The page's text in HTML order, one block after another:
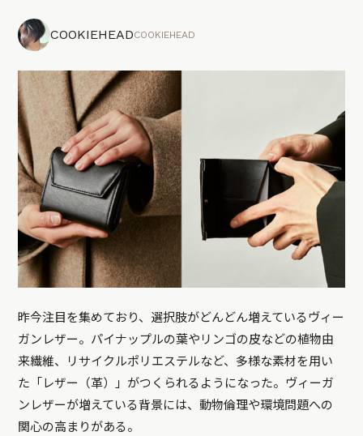
COOKIEHEADCOOKIEHEAD
昨今注目を集めており、選択肢がどんどん増えているヴィー
ガンレザー。パイナップルの葉やリンゴの皮などの植物由
来繊維、リサイクルポリエステルなど、多様な素材を用い
た「レザー（革）」がつくられるようになった。ヴィーガ
ンレザーが増えている背景には、動物倫理や環境問題への
関心の高まりがある。